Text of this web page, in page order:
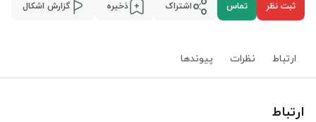
ثبت نظر تماس اشتراک ذخیره گزارش اشکال
ارتباط نظرات پیوند‌ها
ارتباط